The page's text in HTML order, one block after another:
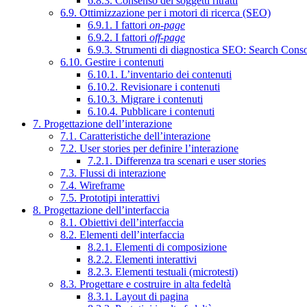
6.9. Ottimizzazione per i motori di ricerca (SEO)
6.9.1. I fattori on-page
6.9.2. I fattori off-page
6.9.3. Strumenti di diagnostica SEO: Search
6.10. Gestire i contenuti
6.10.1. L’inventario dei contenuti
6.10.2. Revisionare i contenuti
6.10.3. Migrare i contenuti
6.10.4. Pubblicare i contenuti
7. Progettazione dell’interazione
7.1. Caratteristiche dell’interazione
7.2. User stories per definire l’interazione
7.2.1. Differenza tra scenari e user stories
7.3. Flussi di interazione
7.4. Wireframe
7.5. Prototipi interattivi
8. Progettazione dell’interfaccia
8.1. Obiettivi dell’interfaccia
8.2. Elementi dell’interfaccia
8.2.1. Elementi di composizione
8.2.2. Elementi interattivi
8.2.3. Elementi testuali (microtesti)
8.3. Progettare e costruire in alta fedeltà
8.3.1. Layout di pagina